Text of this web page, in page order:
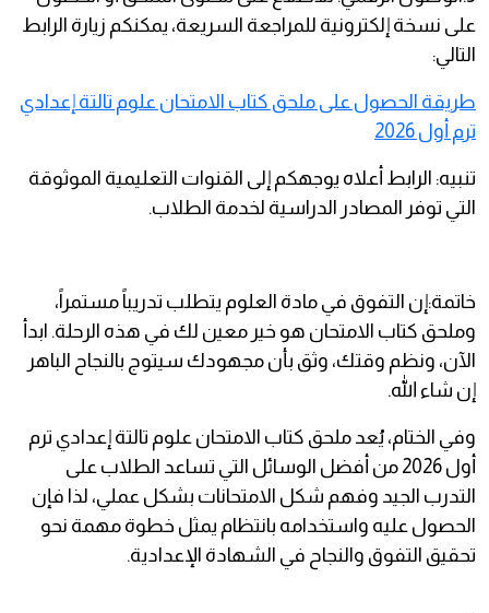
على نسخة إلكترونية للمراجعة السريعة، يمكنكم زيارة الرابط
التالي:
طريقة الحصول على ملحق كتاب الامتحان علوم تالتة إعدادي
ترم أول 2026
تنبيه: الرابط أعلاه يوجهكم إلى القنوات التعليمية الموثوقة
التي توفر المصادر الدراسية لخدمة الطلاب.
خاتمة:إن التفوق في مادة العلوم يتطلب تدريباً مستمراً،
وملحق كتاب الامتحان هو خير معين لك في هذه الرحلة. ابدأ
الآن، ونظم وقتك، وثق بأن مجهودك سيتوج بالنجاح الباهر
إن شاء الله.
وفي الختام، يُعد ملحق كتاب الامتحان علوم تالتة إعدادي ترم
أول 2026 من أفضل الوسائل التي تساعد الطلاب على
التدرب الجيد وفهم شكل الامتحانات بشكل عملي، لذا فإن
الحصول عليه واستخدامه بانتظام يمثل خطوة مهمة نحو
تحقيق التفوق والنجاح في الشهادة الإعدادية.